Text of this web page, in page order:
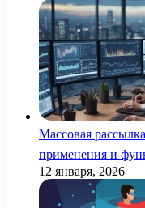
Массовая
применения и
12 января, 2026